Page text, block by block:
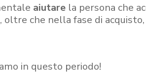
aiutare la persona che
che nella fase di
in questo periodo!